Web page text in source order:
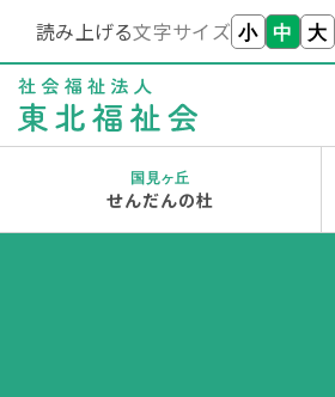
読み上げる文字サイズ 小 中 大
国見ヶ丘
せんだんの杜